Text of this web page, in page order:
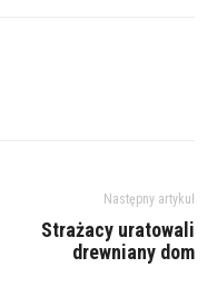
Następny artykuł
Strażacy uratowali
drewniany dom